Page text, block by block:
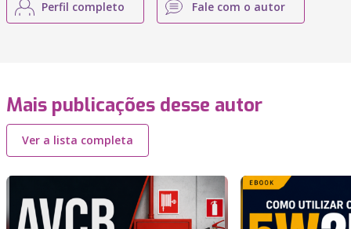
Perfil completo Fale com o autor
Mais publicações desse autor
Ver a lista completa